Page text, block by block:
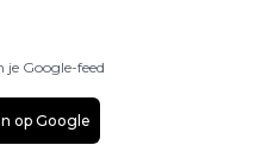
Google-feed
op Google